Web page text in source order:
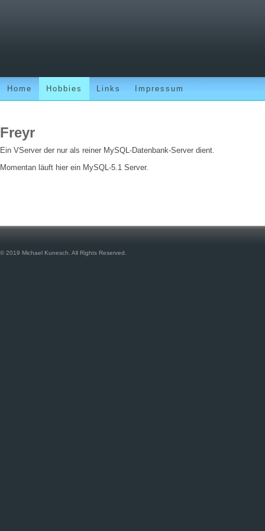
Home Hobbies Links Impressum
Freyr
Ein VServer der nur als reiner MySQL-Datenbank-Server dient.
Momentan läuft hier ein MySQL-5.1 Server.
© 2019 Michael Kunesch. All Rights Reserved.